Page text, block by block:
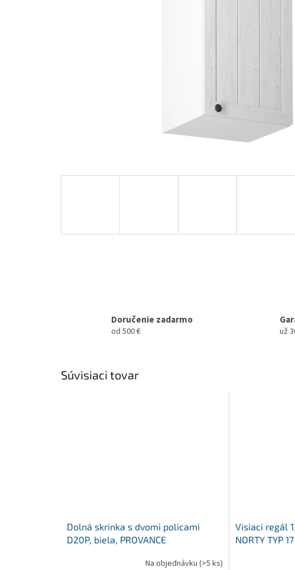
Doručenie zadarmo
od 500 € už
Súvisiaci tovar
Dolná skrinka s dvomi policami
D20P, biela, PROVANCE
Na objednávku (>5 ks)
Visiaci regál
NORTY TYP 17